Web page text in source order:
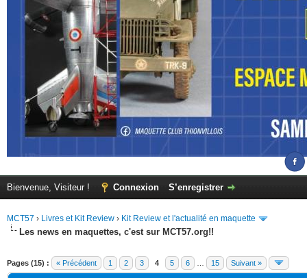
Bienvenue, Visiteur ! Connexion S’enregistrer
MCT57 › Livres et Kit Review › Kit Review et l'actualité en maquette
Les news en maquettes, c'est sur MCT57.org!!
Pages (15) : « Précédent 1 2 3 4 5 6 15 Suivant »